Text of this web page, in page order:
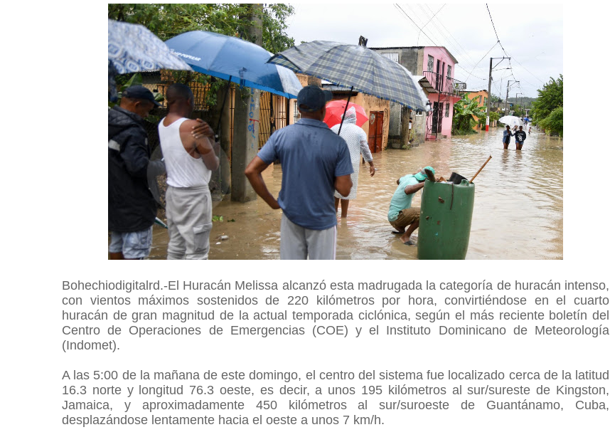
Bohechiodigitalrd.-El Huracán Melissa alcanzó esta madrugada la categoría de huracán intenso,
con vientos máximos sostenidos de 220 kilómetros por hora, convirtiéndose en el cuarto
huracán de gran magnitud de la actual temporada ciclónica, según el más reciente boletín del
Centro de Operaciones de Emergencias (COE) y el Instituto Dominicano de Meteorología
(Indomet).
A las 5:00 de la mañana de este domingo, el centro del sistema fue localizado cerca de la latitud
16.3 norte y longitud 76.3 oeste, es decir, a unos 195 kilómetros al sur/sureste de Kingston,
Jamaica, y aproximadamente 450 kilómetros al sur/suroeste de Guantánamo, Cuba,
desplazándose lentamente hacia el oeste a unos 7 km/h.